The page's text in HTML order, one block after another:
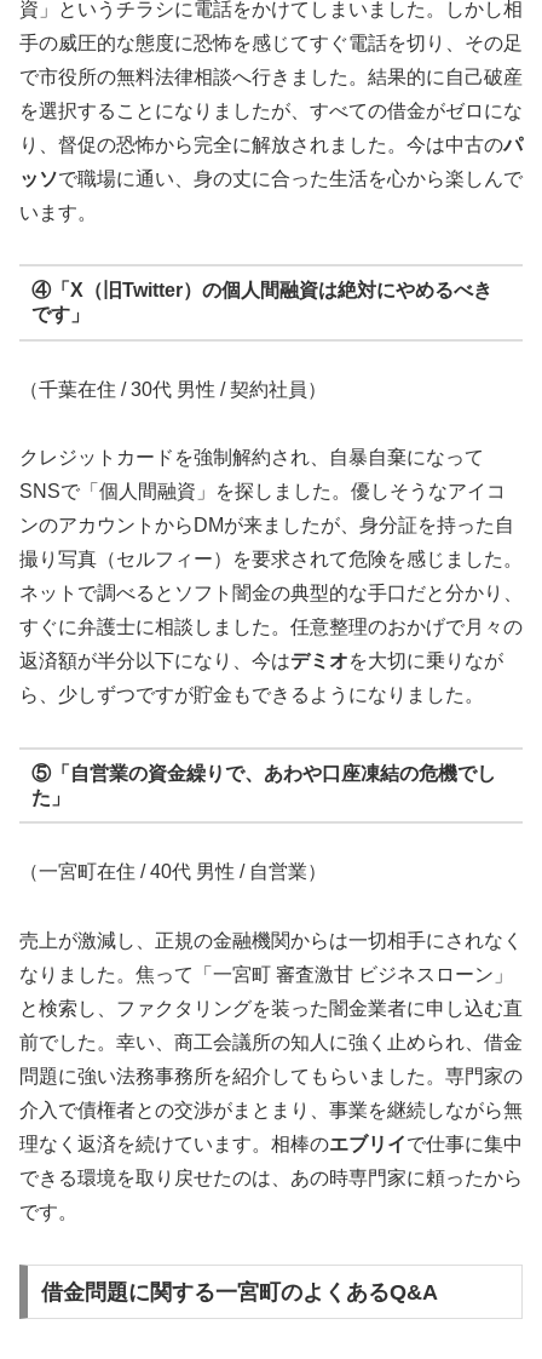
資」というチラシに電話をかけてしまいました。しかし相
手の威圧的な態度に恐怖を感じてすぐ電話を切り、その足
で市役所の無料法律相談へ行きました。結果的に自己破産
を選択することになりましたが、すべての借金がゼロにな
り、督促の恐怖から完全に解放されました。今は中古のパ
ッソで職場に通い、身の丈に合った生活を心から楽しんで
います。
④「X（旧Twitter）の個人間融資は絶対にやめるべき
です」
（千葉在住 / 30代 男性 / 契約社員）
クレジットカードを強制解約され、自暴自棄になって
SNSで「個人間融資」を探しました。優しそうなアイコ
ンのアカウントからDMが来ましたが、身分証を持った自
撮り写真（セルフィー）を要求されて危険を感じました。
ネットで調べるとソフト闇金の典型的な手口だと分かり、
すぐに弁護士に相談しました。任意整理のおかげで月々の
返済額が半分以下になり、今はデミオを大切に乗りなが
ら、少しずつですが貯金もできるようになりました。
⑤「自営業の資金繰りで、あわや口座凍結の危機でし
た」
（一宮町在住 / 40代 男性 / 自営業）
売上が激減し、正規の金融機関からは一切相手にされなく
なりました。焦って「一宮町 審査激甘 ビジネスローン」
と検索し、ファクタリングを装った闇金業者に申し込む直
前でした。幸い、商工会議所の知人に強く止められ、借金
問題に強い法務事務所を紹介してもらいました。専門家の
介入で債権者との交渉がまとまり、事業を継続しながら無
理なく返済を続けています。相棒のエブリイで仕事に集中
できる環境を取り戻せたのは、あの時専門家に頼ったから
です。
借金問題に関する一宮町のよくあるQ&A